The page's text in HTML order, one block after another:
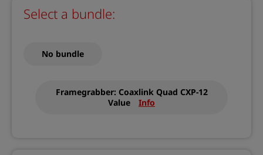
Select a bundle:
No bundle
Framegrabber: Coaxlink Quad CXP-12
Value
Info